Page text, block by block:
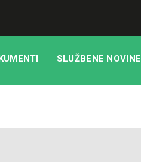
SLUŽBENE NOVINE